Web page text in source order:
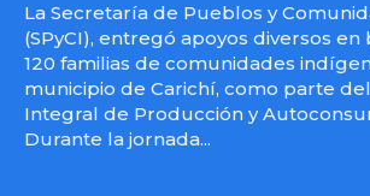
La Secretaría de Pueblos y
(SPyCI), entregó apoyos diversos en
120 familias de comunidades
municipio de Carichí, como parte
Integral de Producción y
Durante la jornada...